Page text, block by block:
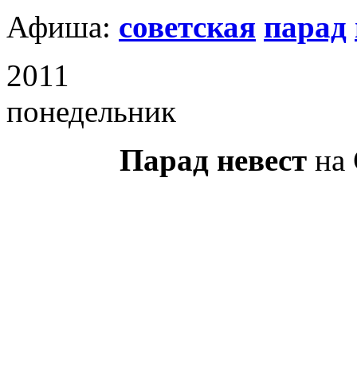
Афиша: советская парад
2011
понедельник
Парад невестна